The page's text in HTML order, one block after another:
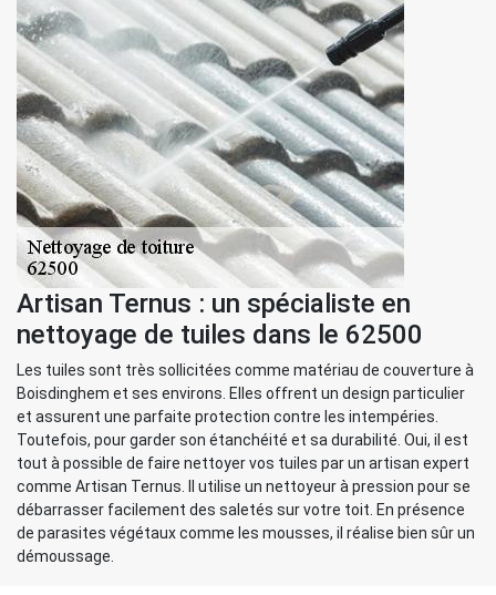
Artisan Ternus : un spécialiste en
nettoyage de tuiles dans le 62500
Les tuiles sont très sollicitées comme matériau de couverture à
Boisdinghem et ses environs. Elles offrent un design particulier
et assurent une parfaite protection contre les intempéries.
Toutefois, pour garder son étanchéité et sa durabilité. Oui, il est
tout à possible de faire nettoyer vos tuiles par un artisan expert
comme Artisan Ternus. Il utilise un nettoyeur à pression pour se
débarrasser facilement des saletés sur votre toit. En présence
de parasites végétaux comme les mousses, il réalise bien sûr un
démoussage.